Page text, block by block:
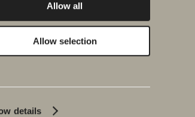
details
Allow all
Allow selection
Produktkatalog
Blyertssvart